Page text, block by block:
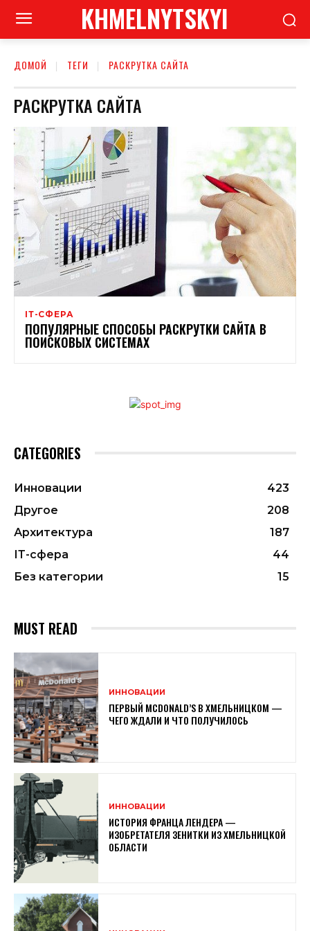
KHMELNYTSKYI
ДОМОЙ ТЕГИ РАСКРУТКА САЙТА
РАСКРУТКА САЙТА
ІТ-СФЕРА
ПОПУЛЯРНЫЕ СПОСОБЫ РАСКРУТКИ САЙТА В
ПОИСКОВЫХ СИСТЕМАХ
CATEGORIES
Инновации
423
Другое
208
Архитектура
187
ІТ-сфера
44
Без категории
15
MUST READ
ИННОВАЦИИ
ПЕРВЫЙ MCDONALD’S В ХМЕЛЬНИЦКОМ —
ЧЕГО ЖДАЛИ И ЧТО ПОЛУЧИЛОСЬ
ИННОВАЦИИ
ИСТОРИЯ ФРАНЦА ЛЕНДЕРА —
ИЗОБРЕТАТЕЛЯ ЗЕНИТКИ ИЗ ХМЕЛЬНИЦКОЙ
ОБЛАСТИ